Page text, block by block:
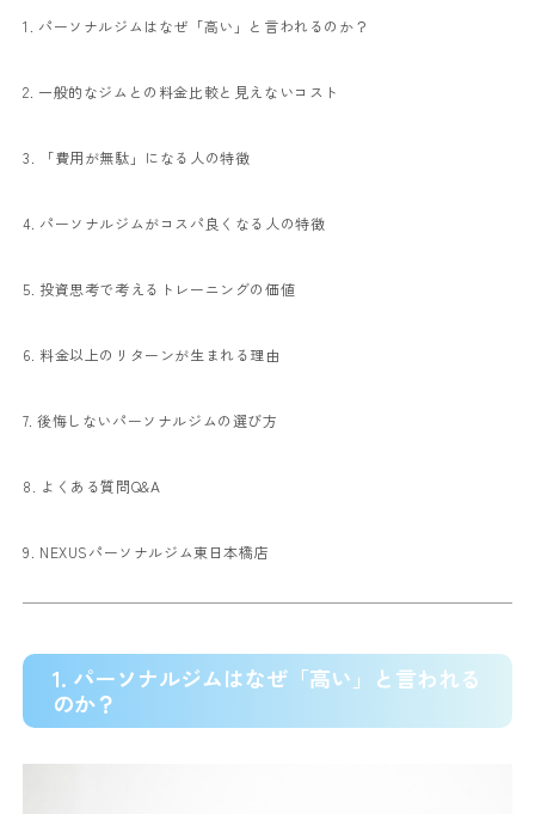
1. パーソナルジムはなぜ「高い」と言われるのか？
2. 一般的なジムとの料金比較と見えないコスト
3. 「費用が無駄」になる人の特徴
4. パーソナルジムがコスパ良くなる人の特徴
5. 投資思考で考えるトレーニングの価値
6. 料金以上のリターンが生まれる理由
7. 後悔しないパーソナルジムの選び方
8. よくある質問Q&A
9. NEXUSパーソナルジム東日本橋店
1. パーソナルジムはなぜ「高い」と言われる
のか？